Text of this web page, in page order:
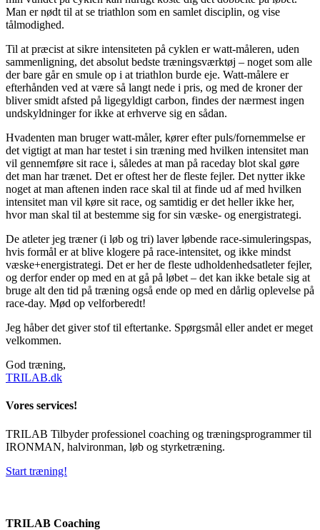
Man er nødt til at se triathlon som en samlet disciplin, og vise
tålmodighed.
Til at præcist at sikre intensiteten på cyklen er watt-måleren, uden
sammenligning, det absolut bedste træningsværktøj – noget som alle
der bare går en smule op i at triathlon burde eje. Watt-målere er
efterhånden ved at være så langt nede i pris, og med de kroner der
bliver smidt afsted på ligegyldigt carbon, findes der nærmest ingen
undskyldninger for ikke at erhverve sig en sådan.
Hvadenten man bruger watt-måler, kører efter puls/fornemmelse er
det vigtigt at man har testet i sin træning med hvilken intensitet man
vil gennemføre sit race i, således at man på raceday blot skal gøre
det man har trænet. Det er oftest her de fleste fejler. Det nytter ikke
noget at man aftenen inden race skal til at finde ud af med hvilken
intensitet man vil køre sit race, og samtidig er det heller ikke her,
hvor man skal til at bestemme sig for sin væske- og energistrategi.
De atleter jeg træner (i løb og tri) laver løbende race-simuleringspas,
hvis formål er at blive klogere på race-intensitet, og ikke mindst
væske+energistrategi. Det er her de fleste udholdenhedsatleter fejler,
og derfor ender op med en at gå på løbet – det kan ikke betale sig at
bruge alt den tid på træning også ende op med en dårlig oplevelse på
race-day. Mød op velforberedt!
Jeg håber det giver stof til eftertanke. Spørgsmål eller andet er meget
velkommen.
God træning,
TRILAB.dk
Vores services!
TRILAB Tilbyder professionel coaching og træningsprogrammer til
IRONMAN, halvironman, løb og styrketræning.
Start træning!
TRILAB Coaching